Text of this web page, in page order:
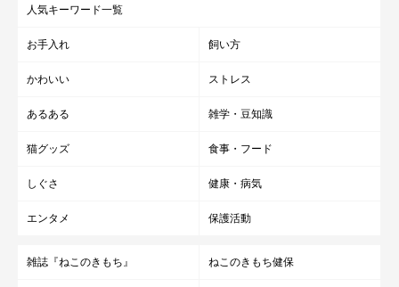
人気キーワード一覧
お手入れ 飼い方
かわいい ストレス
あるある 雑学・豆知識
猫グッズ 食事・フード
しぐさ 健康・病気
エンタメ 保護活動
雑誌『ねこのきもち』 ねこのきもち健保